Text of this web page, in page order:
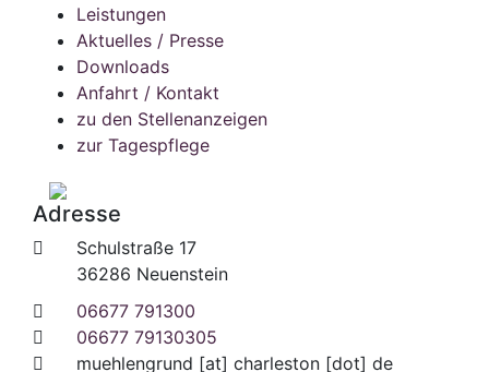
Leistungen
Aktuelles / Presse
Downloads
Anfahrt / Kontakt
zu den Stellenanzeigen
zur Tagespflege
Adresse
Schulstraße 17
36286 Neuenstein
06677 791300
06677 79130305
muehlengrund [at] charleston [dot] de